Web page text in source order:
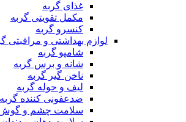
غذای گربه
مکمل تقویتی گربه
کنسرو گربه
لوازم بهداشتی و مراقبتی
شامپو گربه
شانه و برس گربه
ناخن گیر گربه
لیف و حوله گربه
ضدعفونی کننده گربه
سلامت چشم و گوش